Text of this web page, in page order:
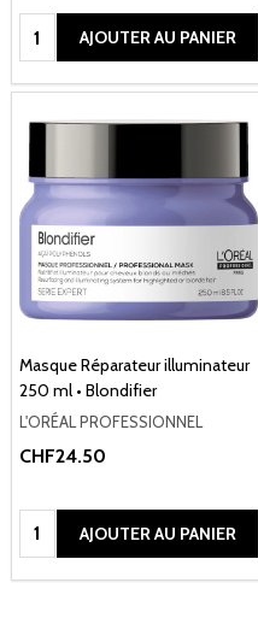
Quantité:AJOUTER AU PANIER
Masque Réparateur illuminateur
250 ml • Blondifier
L'ORÉAL PROFESSIONNEL
CHF24.50
Quantité:AJOUTER AU PANIER